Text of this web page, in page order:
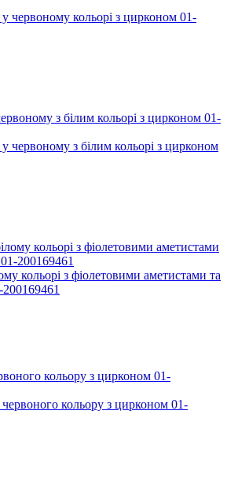
червоному кольорі з цирконом 01-
червоному з білим кольорі з цирконом
кольорі з фіолетовими аметистами та
червоного кольору з цирконом 01-